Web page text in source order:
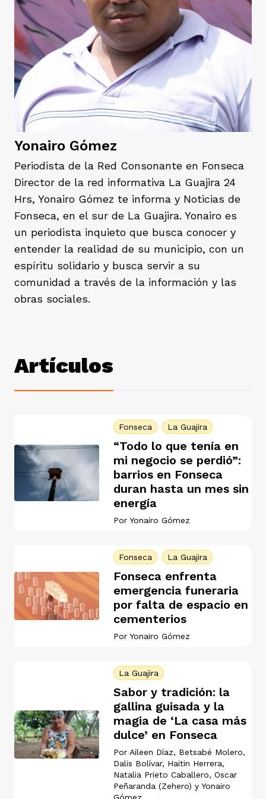
Yonairo Gómez
Periodista de la Red Consonante en Fonseca
Director de la red informativa La Guajira 24
Hrs, Yonairo Gómez te informa y Noticias de
Fonseca, en el sur de La Guajira. Yonairo es
un periodista inquieto que busca conocer y
entender la realidad de su municipio, con un
espíritu solidario y busca servir a su
comunidad a través de la información y las
obras sociales.
Artículos
Fonseca La Guajira
“Todo lo que tenía en
mi negocio se perdió”:
barrios en Fonseca
duran hasta un mes sin
energía
Por Yonairo Gómez
Fonseca La Guajira
Fonseca enfrenta
emergencia funeraria
por falta de espacio en
cementerios
Por Yonairo Gómez
La Guajira
Sabor y tradición: la
gallina guisada y la
magia de ‘La casa más
dulce’ en Fonseca
Por Aileen Díaz, Betsabé Molero,
Dalis Bolívar, Haitin Herrera,
Natalia Prieto Caballero, Oscar
Peñaranda (Zehero) y Yonairo
de Atrato
armado
2023
país
Codazzi
de Atrato
Baja
del Cesar
Ana
Consonante
fórmula
principios
de estilo
equipo